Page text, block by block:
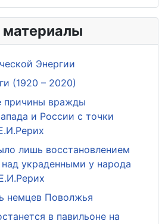
Энергии
(1920 – 2020)
причины вражды
и России с точки
лишь восстановлением
украденными у народа
немцев Поволжья
в павильоне на